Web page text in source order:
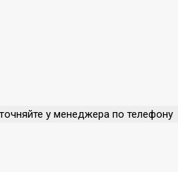
у менеджера по телефону